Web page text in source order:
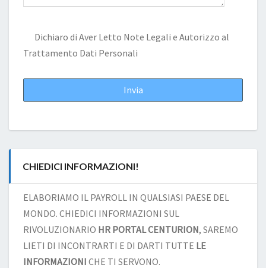
Dichiaro di Aver Letto Note Legali e Autorizzo al
Trattamento Dati Personali
CHIEDICI INFORMAZIONI!
ELABORIAMO IL PAYROLL IN QUALSIASI PAESE DEL
MONDO. CHIEDICI INFORMAZIONI SUL
RIVOLUZIONARIO HR PORTAL CENTURION, SAREMO
LIETI DI INCONTRARTI E DI DARTI TUTTE LE
INFORMAZIONI CHE TI SERVONO.